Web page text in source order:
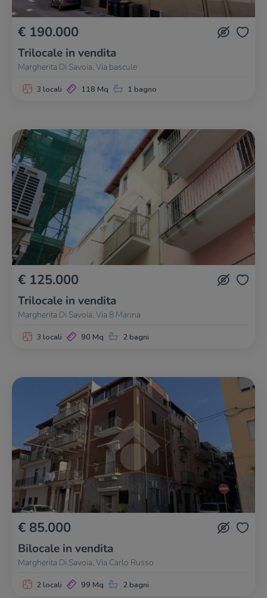
€ 190.000
Trilocale in vendita
Margherita Di Savoia, Via bascule
3 locali 118 Mq 1 bagno
€ 125.000
Trilocale in vendita
Margherita Di Savoia, Via 8 Marina
3 locali 90 Mq 2 bagni
€ 85.000
Bilocale in vendita
Margherita Di Savoia, Via Carlo Russo
2 locali 99 Mq 2 bagni